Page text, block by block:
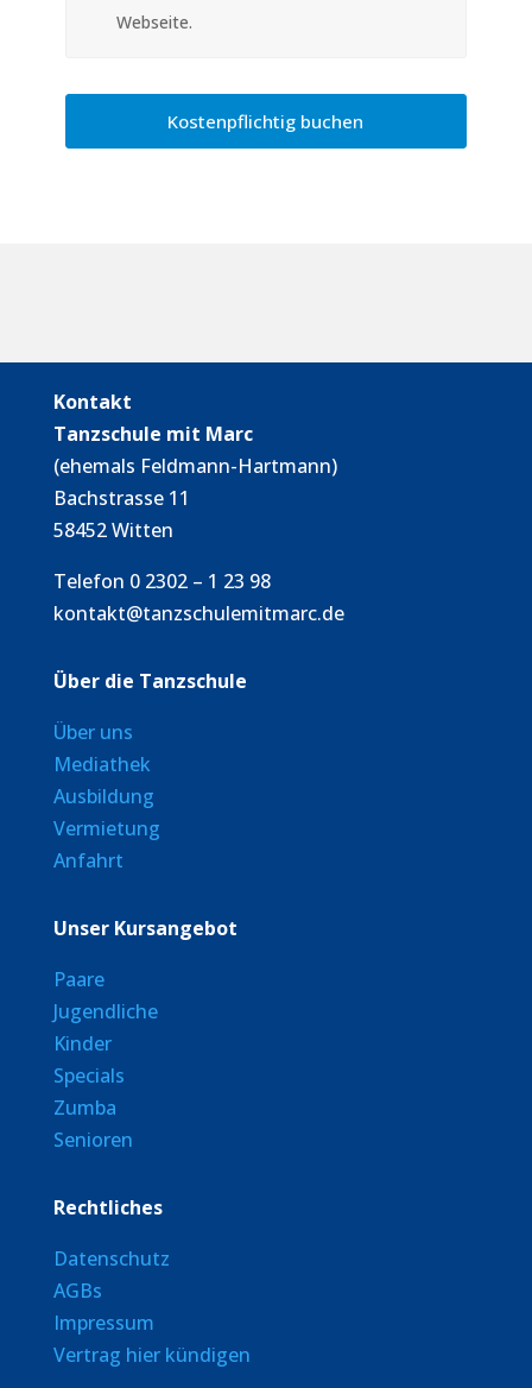
Webseite.
Kontakt
Tanzschule mit Marc
(ehemals Feldmann-Hartmann)
Bachstrasse 11
58452 Witten
Telefon 0 2302 – 1 23 98
kontakt@tanzschulemitmarc.de
Über die Tanzschule
Über uns
Mediathek
Ausbildung
Vermietung
Anfahrt
Unser Kursangebot
Paare
Jugendliche
Kinder
Specials
Zumba
Senioren
Rechtliches
Datenschutz
AGBs
Impressum
Vertrag hier kündigen